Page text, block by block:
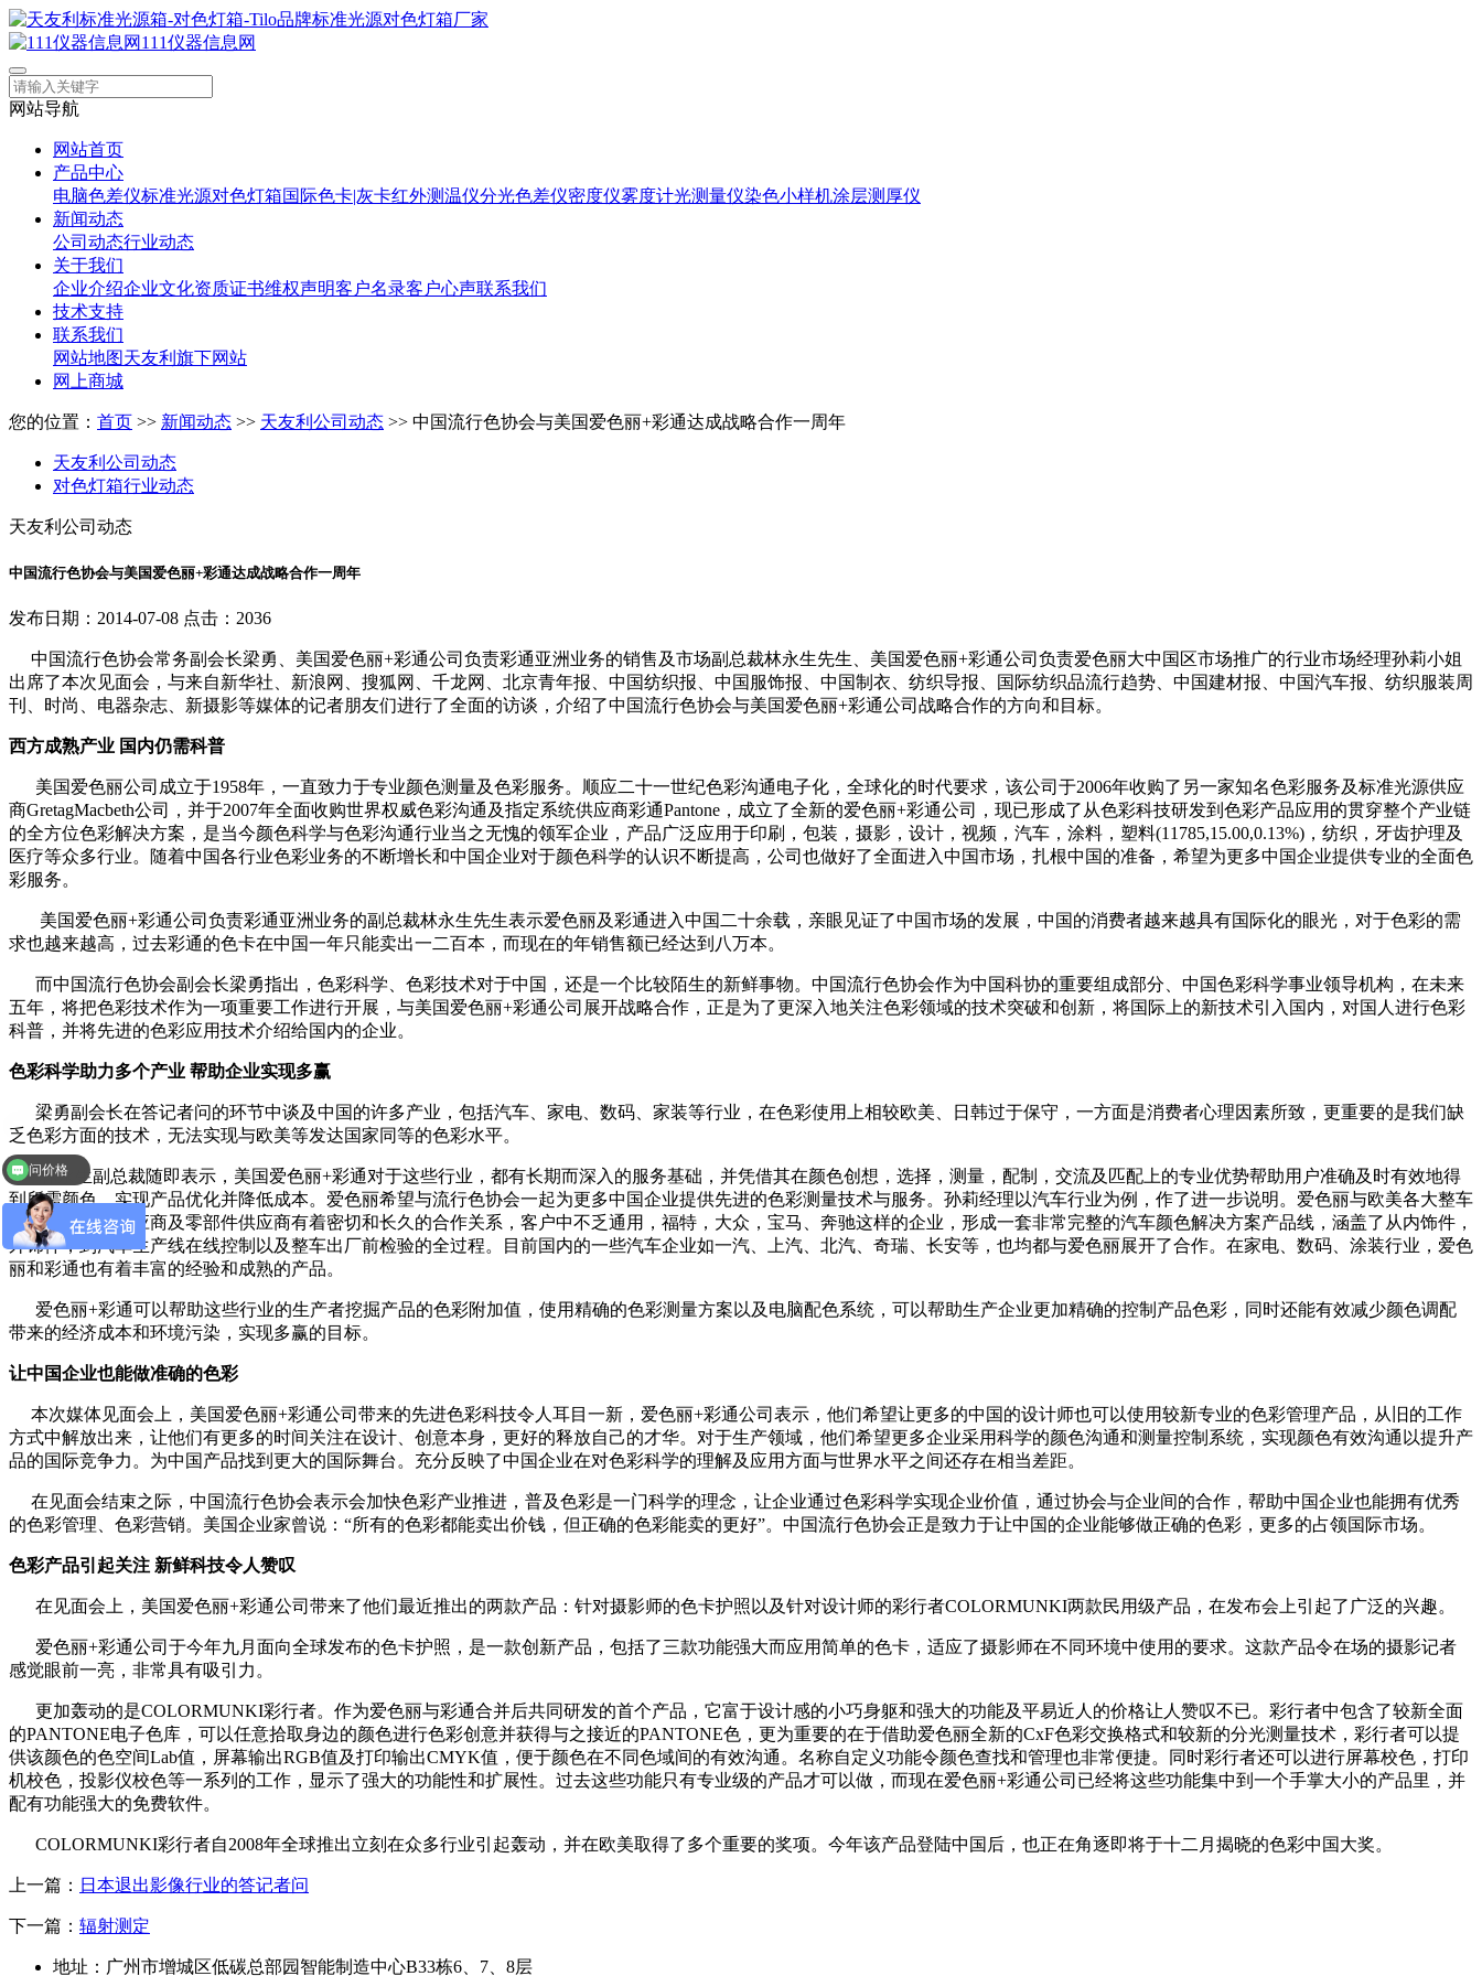
111仪器信息网
网站导航
网站首页
产品中心
电脑色差仪标准光源对色灯箱国际色卡|灰卡红外测温仪分光色差仪密度仪雾度计光测量仪染色小样机涂层测厚仪
新闻动态
公司动态行业动态
关于我们
企业介绍企业文化资质证书维权声明客户名录客户心声联系我们
技术支持
联系我们
网站地图天友利旗下网站
网上商城
您的位置： 首页 >> 新闻动态 >> 天友利公司动态 >> 中国流行色协会与美国爱色丽+彩通达成战略合作一周年
天友利公司动态
对色灯箱行业动态
天友利公司动态
中国流行色协会与美国爱色丽+彩通达成战略合作一周年
发布日期：2014-07-08 点击：2036
中国流行色协会常务副会长梁勇、美国爱色丽+彩通公司负责彩通亚洲业务的销售及市场副总裁林永生先生、美国爱色丽+彩通公司负责爱色丽大中国区市场推广的行业市场经理孙莉小姐
出席了本次见面会，与来自新华社、新浪网、搜狐网、千龙网、北京青年报、中国纺织报、中国服饰报、中国制衣、纺织导报、国际纺织品流行趋势、中国建材报、中国汽车报、纺织服装周
刊、时尚、电器杂志、新摄影等媒体的记者朋友们进行了全面的访谈，介绍了中国流行色协会与美国爱色丽+彩通公司战略合作的方向和目标。
西方成熟产业 国内仍需科普
美国爱色丽公司成立于1958年，一直致力于专业颜色测量及色彩服务。顺应二十一世纪色彩沟通电子化，全球化的时代要求，该公司于2006年收购了另一家知名色彩服务及标准光源供应
商GretagMacbeth公司，并于2007年全面收购世界权威色彩沟通及指定系统供应商彩通Pantone，成立了全新的爱色丽+彩通公司，现已形成了从色彩科技研发到色彩产品应用的贯穿整个产业链
的全方位色彩解决方案，是当今颜色科学与色彩沟通行业当之无愧的领军企业，产品广泛应用于印刷，包装，摄影，设计，视频，汽车，涂料，塑料(11785,15.00,0.13%)，纺织，牙齿护理及
医疗等众多行业。随着中国各行业色彩业务的不断增长和中国企业对于颜色科学的认识不断提高，公司也做好了全面进入中国市场，扎根中国的准备，希望为更多中国企业提供专业的全面色
彩服务。
美国爱色丽+彩通公司负责彩通亚洲业务的副总裁林永生先生表示爱色丽及彩通进入中国二十余载，亲眼见证了中国市场的发展，中国的消费者越来越具有国际化的眼光，对于色彩的需
求也越来越高，过去彩通的色卡在中国一年只能卖出一二百本，而现在的年销售额已经达到八万本。
而中国流行色协会副会长梁勇指出，色彩科学、色彩技术对于中国，还是一个比较陌生的新鲜事物。中国流行色协会作为中国科协的重要组成部分、中国色彩科学事业领导机构，在未来
五年，将把色彩技术作为一项重要工作进行开展，与美国爱色丽+彩通公司展开战略合作，正是为了更深入地关注色彩领域的技术突破和创新，将国际上的新技术引入国内，对国人进行色彩
科普，并将先进的色彩应用技术介绍给国内的企业。
色彩科学助力多个产业 帮助企业实现多赢
梁勇副会长在答记者问的环节中谈及中国的许多产业，包括汽车、家电、数码、家装等行业，在色彩使用上相较欧美、日韩过于保守，一方面是消费者心理因素所致，更重要的是我们缺
乏色彩方面的技术，无法实现与欧美等发达国家同等的色彩水平。
林永生副总裁随即表示，美国爱色丽+彩通对于这些行业，都有长期而深入的服务基础，并凭借其在颜色创想，选择，测量，配制，交流及匹配上的专业优势帮助用户准确及时有效地得
到所需颜色，实现产品优化并降低成本。爱色丽希望与流行色协会一起为更多中国企业提供先进的色彩测量技术与服务。孙莉经理以汽车行业为例，作了进一步说明。爱色丽与欧美各大整车
厂家、原材料供应商及零部件供应商有着密切和长久的合作关系，客户中不乏通用，福特，大众，宝马、奔驰这样的企业，形成一套非常完整的汽车颜色解决方案产品线，涵盖了从内饰件，
外饰件，到汽车生产线在线控制以及整车出厂前检验的全过程。目前国内的一些汽车企业如一汽、上汽、北汽、奇瑞、长安等，也均都与爱色丽展开了合作。在家电、数码、涂装行业，爱色
丽和彩通也有着丰富的经验和成熟的产品。
爱色丽+彩通可以帮助这些行业的生产者挖掘产品的色彩附加值，使用精确的色彩测量方案以及电脑配色系统，可以帮助生产企业更加精确的控制产品色彩，同时还能有效减少颜色调配
带来的经济成本和环境污染，实现多赢的目标。
让中国企业也能做准确的色彩
本次媒体见面会上，美国爱色丽+彩通公司带来的先进色彩科技令人耳目一新，爱色丽+彩通公司表示，他们希望让更多的中国的设计师也可以使用较新专业的色彩管理产品，从旧的工作
方式中解放出来，让他们有更多的时间关注在设计、创意本身，更好的释放自己的才华。对于生产领域，他们希望更多企业采用科学的颜色沟通和测量控制系统，实现颜色有效沟通以提升产
品的国际竞争力。为中国产品找到更大的国际舞台。充分反映了中国企业在对色彩科学的理解及应用方面与世界水平之间还存在相当差距。
在见面会结束之际，中国流行色协会表示会加快色彩产业推进，普及色彩是一门科学的理念，让企业通过色彩科学实现企业价值，通过协会与企业间的合作，帮助中国企业也能拥有优秀
的色彩管理、色彩营销。美国企业家曾说：“所有的色彩都能卖出价钱，但正确的色彩能卖的更好”。中国流行色协会正是致力于让中国的企业能够做正确的色彩，更多的占领国际市场。
色彩产品引起关注 新鲜科技令人赞叹
在见面会上，美国爱色丽+彩通公司带来了他们最近推出的两款产品：针对摄影师的色卡护照以及针对设计师的彩行者COLORMUNKI两款民用级产品，在发布会上引起了广泛的兴趣。
爱色丽+彩通公司于今年九月面向全球发布的色卡护照，是一款创新产品，包括了三款功能强大而应用简单的色卡，适应了摄影师在不同环境中使用的要求。这款产品令在场的摄影记者
感觉眼前一亮，非常具有吸引力。
更加轰动的是COLORMUNKI彩行者。作为爱色丽与彩通合并后共同研发的首个产品，它富于设计感的小巧身躯和强大的功能及平易近人的价格让人赞叹不已。彩行者中包含了较新全面
的PANTONE电子色库，可以任意拾取身边的颜色进行色彩创意并获得与之接近的PANTONE色，更为重要的在于借助爱色丽全新的CxF色彩交换格式和较新的分光测量技术，彩行者可以提
供该颜色的色空间Lab值，屏幕输出RGB值及打印输出CMYK值，便于颜色在不同色域间的有效沟通。名称自定义功能令颜色查找和管理也非常便捷。同时彩行者还可以进行屏幕校色，打印
机校色，投影仪校色等一系列的工作，显示了强大的功能性和扩展性。过去这些功能只有专业级的产品才可以做，而现在爱色丽+彩通公司已经将这些功能集中到一个手掌大小的产品里，并
配有功能强大的免费软件。
COLORMUNKI彩行者自2008年全球推出立刻在众多行业引起轰动，并在欧美取得了多个重要的奖项。今年该产品登陆中国后，也正在角逐即将于十二月揭晓的色彩中国大奖。
上一篇： 日本退出影像行业的答记者问
下一篇： 辐射测定
地址：广州市增城区低碳总部园智能制造中心B33栋6、7、8层
问价格